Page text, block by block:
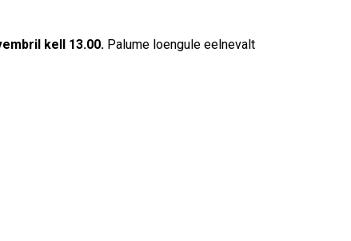
users
kell 13.00. Palume loengule eelnevalt